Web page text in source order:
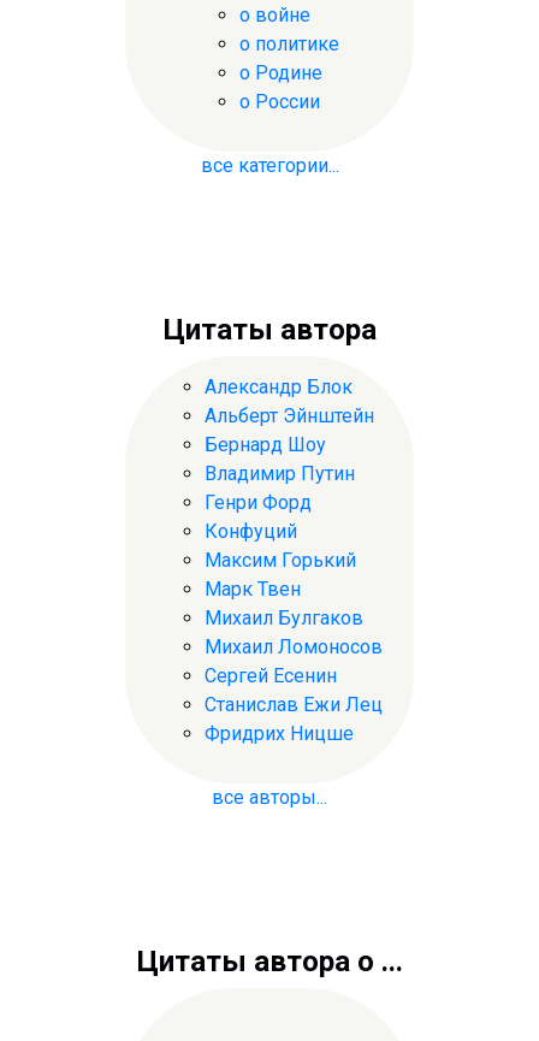
о войне
о политике
о Родине
о России
все категории...
Цитаты автора
Александр Блок
Альберт Эйнштейн
Бернард Шоу
Владимир Путин
Генри Форд
Конфуций
Максим Горький
Марк Твен
Михаил Булгаков
Михаил Ломоносов
Сергей Есенин
Станислав Ежи Лец
Фридрих Ницше
все авторы...
Цитаты автора о ...